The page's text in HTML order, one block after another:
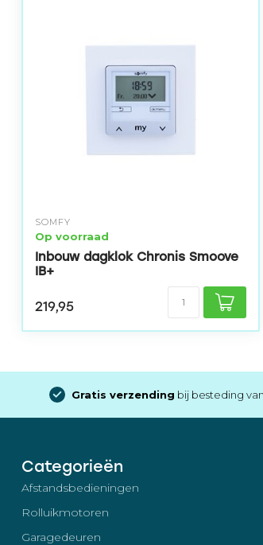
SOMFY
Op voorraad
Inbouw dagklok Chronis Smoove
IB+
219,95
Gratis verzending bij besteding
Categorieën
Afstandsbedieningen
Rolluikmotoren
Garagedeuren